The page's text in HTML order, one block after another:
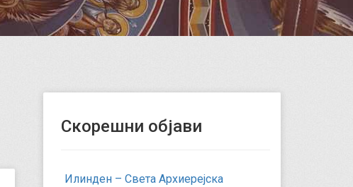
Скорешни објави
Илинден – Света Архиерејска